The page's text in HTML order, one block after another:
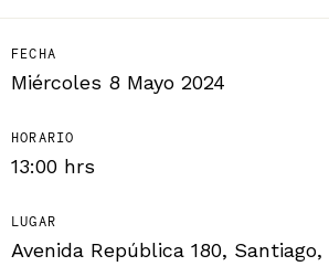
FECHA
Miércoles 8 Mayo 2024
HORARIO
13:00 hrs
LUGAR
Avenida República 180,